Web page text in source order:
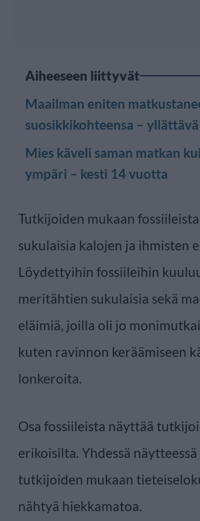
Aiheeseen liittyvät
Maailman eniten
suosikkikohteensa –
Mies käveli saman matkan
ympäri – kesti 14 vuotta
Tutkijoiden mukaan
sukulaisia kalojen ja ihmisten
Löydettyihin fossiileihin
meritähtien sukulaisia sekä
eläimiä, joilla oli jo
kuten ravinnon keräämiseen
lonkeroita.
Osa fossiileista näyttää
erikoisilta. Yhdessä
tutkijoiden mukaan
nähtyä hiekkamatoa.